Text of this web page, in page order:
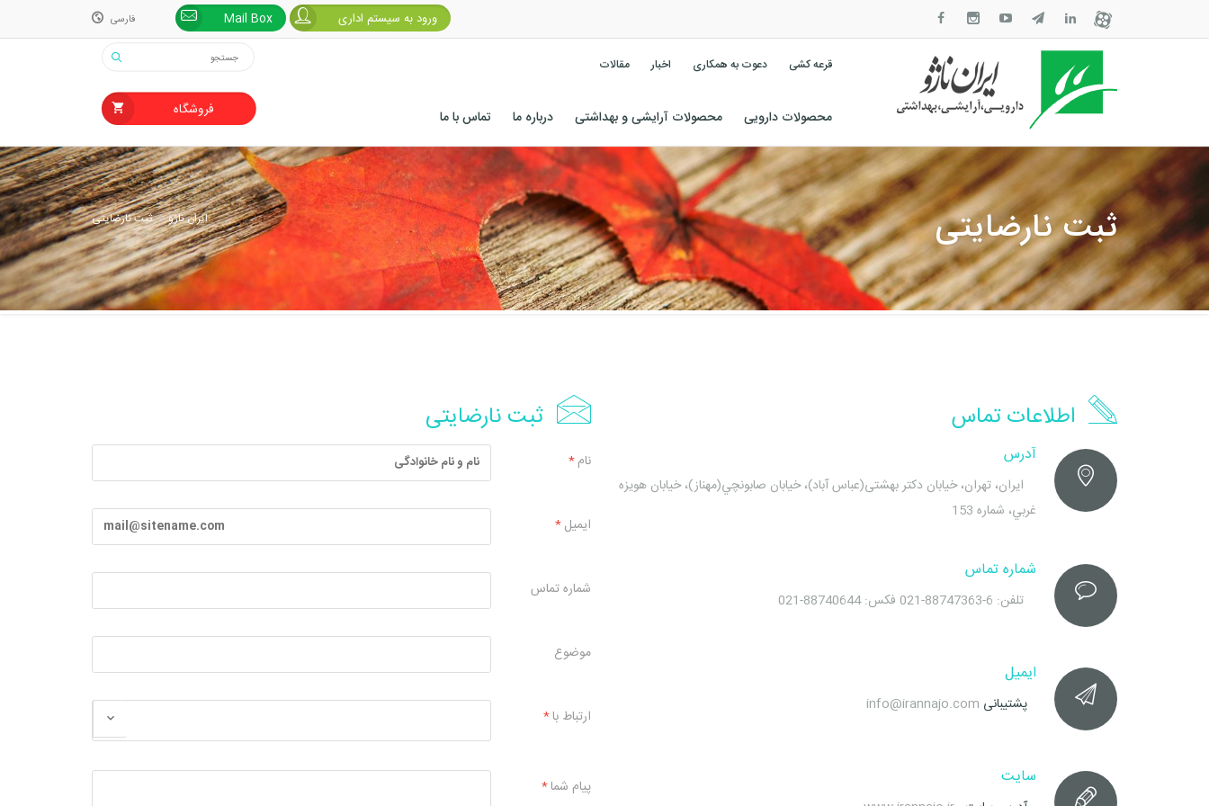
فارسی
فارسی
Mail Box ورود به سیستم اداری
فروشگاه
قرعه کشی دعوت به همکاری اخبار مقالات
محصولات دارویی محصولات آرایشی و بهداشتی درباره ما تماس با ما
ثبت نارضایتی ایران ناژو ثبت نارضایتی
ثبت نارضایتی
نام*
ایمیل*
شماره تماس
موضوع
ارتباط با*
پیام شما*
اطلاعات تماس
آدرس
ايران، تهران، خيابان دکتر بهشتی(عباس آباد)، خيابان صابونچي(مهناز)، خيابان هويزه
غربي، شماره 153
شماره تماس
تلفن: 6-88747363-021 فکس: 88740644-021
ایمیل
پشتیبانی info@irannajo.com
سایت